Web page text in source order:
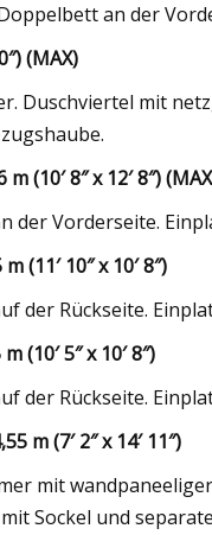
an der
(MAX)
Duschviertel mit
(10′ 8″ x 12′ 8″)
der Vorderseite.
(11′ 10″ x 10′ 8″)
der Rückseite.
(10′ 5″ x 10′ 8″)
der Rückseite.
m (7′ 2″ x 14′ 11″)
mit
Sockel und